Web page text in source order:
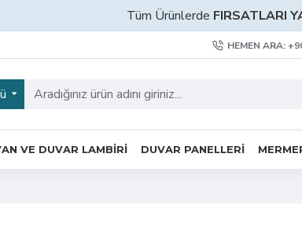
Tüm Ürünlerde FIRSATLARI
HEMEN ARA:
VE DUVAR LAMBIRI DUVAR PANELLERI